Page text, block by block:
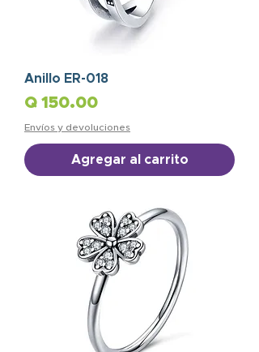
Anillo ER-018
Precio
Q 150.00
Envíos y devoluciones
Agregar al carrito